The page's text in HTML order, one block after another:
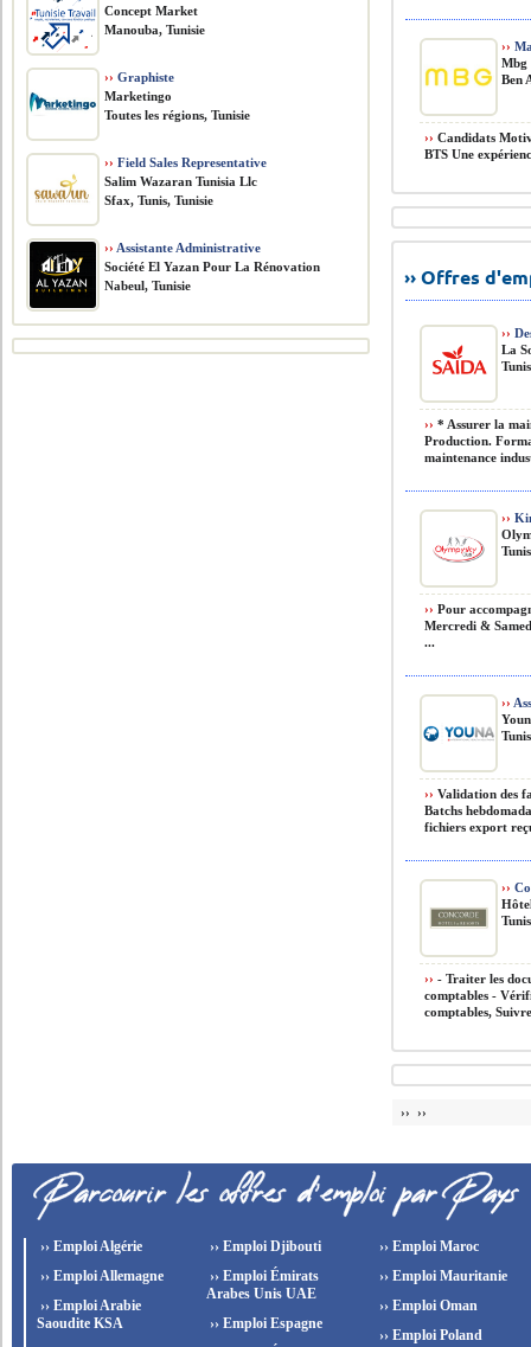
››
Mbg
Ben
›› Candidats
BTS Une
›› Offres
››
La
›› * Assurer la
Production.
maintenance
››
›› Pour
Mercredi &
...
››
›› Validation des
Batchs
fichiers export
››
›› - Traiter les
comptables -
comptables,
›› ››
Concept Market
Manouba, Tunisie
›› Graphiste
Marketingo
Toutes les régions, Tunisie
›› Field Sales Representative
Salim Wazaran Tunisia Llc
Sfax, Tunis, Tunisie
›› Assistante Administrative
Société El Yazan Pour La Rénovation
Nabeul, Tunisie
›› Emploi Algérie
›› Emploi Allemagne
›› Emploi Arabie
Saoudite KSA
›› Emploi Djibouti
›› Emploi Émirats
Arabes Unis UAE
›› Emploi Espagne
›› Emploi Maroc
›› Emploi Mauritanie
›› Emploi Oman
›› Emploi Poland